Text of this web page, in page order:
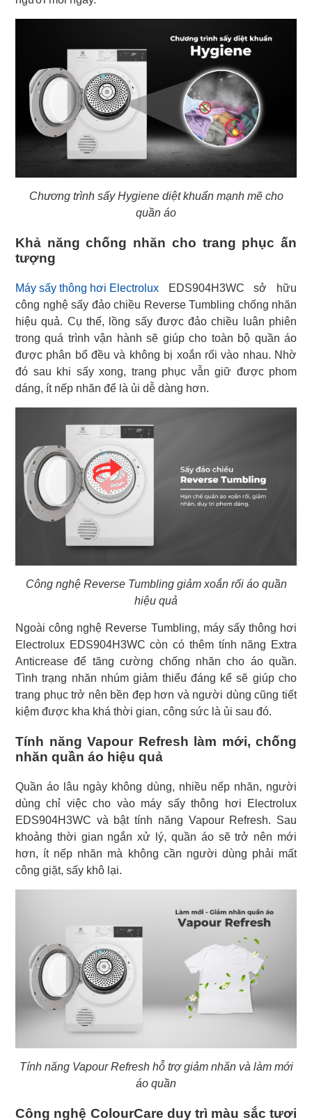
Chương trình sấy Hygiene diệt khuẩn mạnh mẽ cho
quần áo
Khả năng chống nhăn cho trang phục ấn
tượng
Máy sấy thông hơi Electrolux EDS904H3WC sở hữu
công nghệ sấy đảo chiều Reverse Tumbling chống nhăn
hiệu quả. Cụ thể, lồng sấy được đảo chiều luân phiên
trong quá trình vận hành sẽ giúp cho toàn bộ quần áo
được phân bổ đều và không bị xoắn rối vào nhau. Nhờ
đó sau khi sấy xong, trang phục vẫn giữ được phom
dáng, ít nếp nhăn để là ủi dễ dàng hơn.
Công nghệ Reverse Tumbling giảm xoắn rối áo quần
hiệu quả
Ngoài công nghệ Reverse Tumbling, máy sấy thông hơi
Electrolux EDS904H3WC còn có thêm tính năng Extra
Anticrease để tăng cường chống nhăn cho áo quần.
Tình trạng nhăn nhúm giảm thiểu đáng kể sẽ giúp cho
trang phục trở nên bền đẹp hơn và người dùng cũng tiết
kiệm được kha khá thời gian, công sức là ủi sau đó.
Tính năng Vapour Refresh làm mới, chống
nhăn quần áo hiệu quả
Quần áo lâu ngày không dùng, nhiều nếp nhăn, người
dùng chỉ việc cho vào máy sấy thông hơi Electrolux
EDS904H3WC và bật tính năng Vapour Refresh. Sau
khoảng thời gian ngắn xử lý, quần áo sẽ trở nên mới
hơn, ít nếp nhăn mà không cần người dùng phải mất
công giặt, sấy khô lại.
Tính năng Vapour Refresh hỗ trợ giảm nhăn và làm mới
áo quần
Công nghệ ColourCare duy trì màu sắc tươi